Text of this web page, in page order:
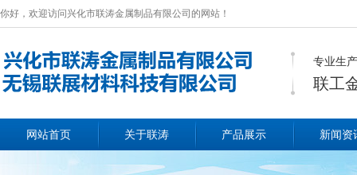
你好，欢迎访问兴化市联涛金属制品有限公司的网站！
专业生
联工
网站首页 关于联涛 产品展示 新闻资